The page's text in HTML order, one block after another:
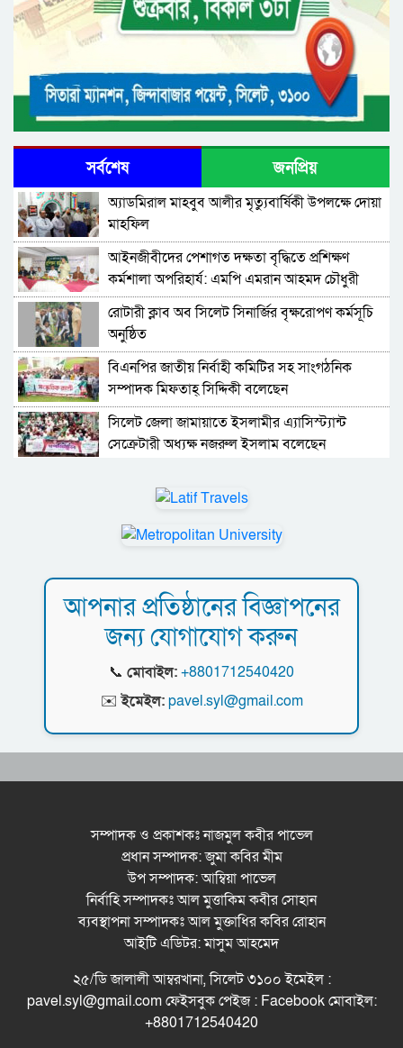
সর্বশেষ জনপ্রিয়
অ্যাডমিরাল মাহবুব আলীর মৃত্যুবার্ষিকী উপলক্ষে দোয়া
মাহফিল
‎আইনজীবীদের পেশাগত দক্ষতা বৃদ্ধিতে প্রশিক্ষণ
কর্মশালা অপরিহার্য: এমপি এমরান আহমদ চৌধুরী
রোটারী ক্লাব অব সিলেট সিনার্জির বৃক্ষরোপণ কর্মসূচি
অনুষ্ঠিত
বিএনপির জাতীয় নির্বাহী কমিটির সহ সাংগঠনিক
সম্পাদক মিফতাহ্ সিদ্দিকী বলেছেন
সিলেট জেলা জামায়াতে ইসলামীর এ্যাসিস্ট্যান্ট
সেক্রেটারী অধ্যক্ষ নজরুল ইসলাম বলেছেন
প্রতিষ্ঠার এক বছর: গবেষণা, অর্জন ও অঙ্গীকারে নতুন
জেলা পরিষদের প্রশাসক আবুল কাহের চৌধুরী জুলাই
স্মৃতিস্তম্ভে শ্রদ্ধা নিবেদন
সিলেট মহানগর ছাত্রশিবিরের মিছিল সম্পন্ন
ধরিত্রী রক্ষায় আমরা’র উদ্যোগে সিলেটে বৃক্ষ রোপনের
সিলেটে সড়ক দু*র্ঘ*ট*নায় প্রাণ গেল যুবকের
প্রতিযোগিতার পুরষ্কার বিতরণী অনুষ্ঠিত
সিকৃবি’তে জুলাই গণ-অভ্যুত্থান দিবস উপলক্ষে
বৃক্ষরোপণ কর্মসুচি পালন
রসময় মেমোরিয়াল উচ্চ বিদ্যালয়ের নতুন ভবনের
উদ্বোধন করলেন মন্ত্রী মুক্তাদির
বড়লেখায় জুলাই শহীদদের স্মরণে সহকারী শিক্ষক
সমিতির মাসব্যাপী বৃক্ষরোপণ কর্মসূচির উদ্বোধন
আপনার প্রতিষ্ঠানের বিজ্ঞাপনের
জন্য যোগাযোগ করুন
📞 মোবাইল:+8801712540420
✉️ইমেইল: pavel.syl@gmail.com
সম্পাদক ও প্রকাশকঃ নাজমুল কবীর পাভেল
প্রধান সম্পাদক: জুমা কবির মীম
উপ সম্পাদক: আম্বিয়া পাভেল
নির্বাহি সম্পাদকঃ আল মুত্তাকিম কবীর সোহান
ব্যবস্থাপনা সম্পাদকঃ আল মুক্তাধির কবির রোহান
আইটি এডিটর: মাসুম আহমেদ
২৫/ডি জালালী আম্বরখানা, সিলেট ৩১০০ ইমেইল :
pavel.syl@gmail.com ফেইসবুক পেইজ : Facebook মোবাইল:
+8801712540420